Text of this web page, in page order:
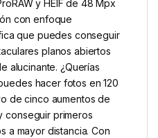
y HEIF de 48 Mpx
con enfoque
que puedes conseguir
planos abiertos
alucinante. ¿Querías
hacer fotos en 120
de cinco aumentos de
conseguir primeros
a mayor distancia. Con